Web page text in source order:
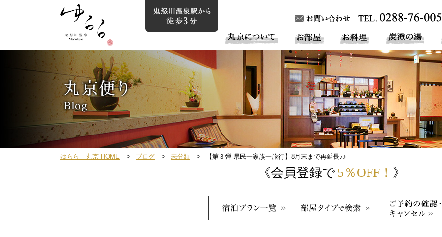
ゆらら 丸京 HOME ブログ 未分類 【第３弾 県民一家族一旅行】8月末まで再延長♪♪
《会員登録で5％OFF！ 》